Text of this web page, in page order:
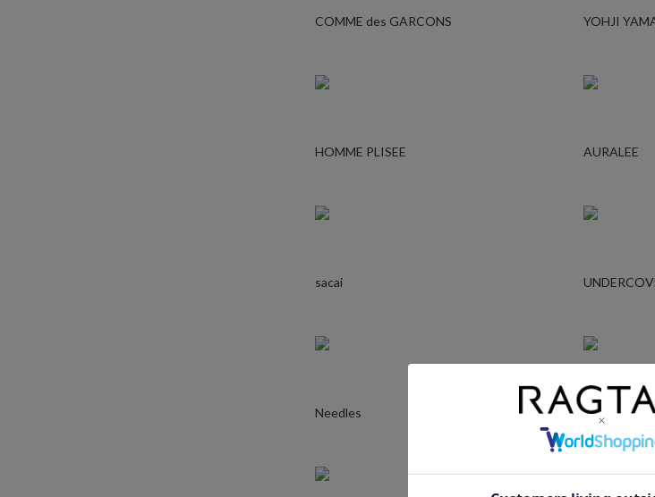
COMME des GARCONS YOHJI
HOMME PLISEE AURALEE
sacai
Needles Ralph Lauren